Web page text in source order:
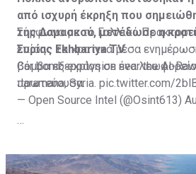
από ισχυρή έκρηξη που
της Δαμασκού, μετέδωσε η
Συρίας Ekhbariya TV.
Σύμφωνα με το Γαλλικό
επίσης τα κρατικά μέσα
βόμβα εξερράγη σε ένα
πρωτεύουσα.
Car bomb explosion near the Al-
Jaramana, Syria. pic.twitter.com/
— Open Source Intel (@Osint613)